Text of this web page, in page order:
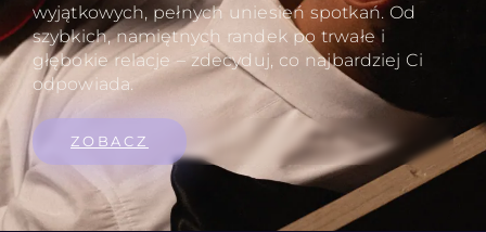
wyjątkowych, pełnych uniesień spotkań. Od
szybkich, namiętnych randek po trwałe i
głębokie relacje – zdecyduj, co najbardziej Ci
odpowiada.
ZOBACZ